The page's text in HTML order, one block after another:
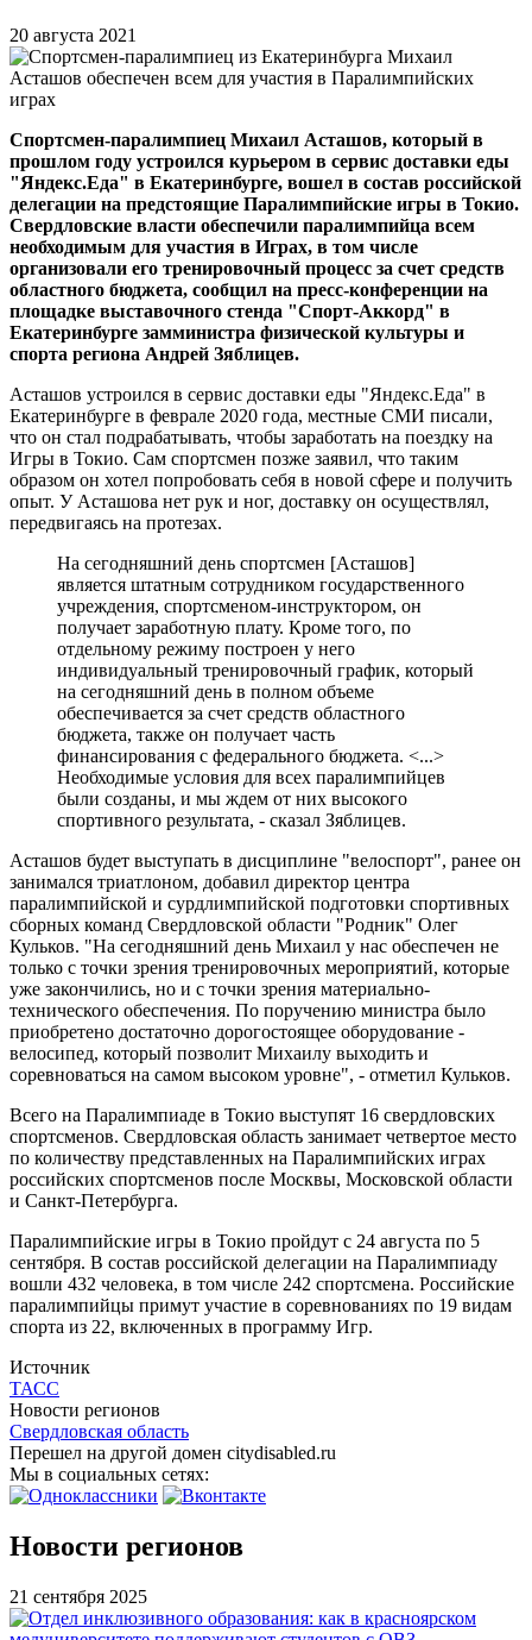
20 августа 2021
Спортсмен-паралимпиец Михаил Асташов, который в
прошлом году устроился курьером в сервис доставки еды
"Яндекс.Еда" в Екатеринбурге, вошел в состав российской
делегации на предстоящие Паралимпийские игры в Токио.
Свердловские власти обеспечили паралимпийца всем
необходимым для участия в Играх, в том числе
организовали его тренировочный процесс за счет средств
областного бюджета, сообщил на пресс-конференции на
площадке выставочного стенда "Спорт-Аккорд" в
Екатеринбурге замминистра физической культуры и
спорта региона Андрей Зяблицев.
Асташов устроился в сервис доставки еды "Яндекс.Еда" в
Екатеринбурге в феврале 2020 года, местные СМИ писали,
что он стал подрабатывать, чтобы заработать на поездку на
Игры в Токио. Сам спортсмен позже заявил, что таким
образом он хотел попробовать себя в новой сфере и получить
опыт. У Асташова нет рук и ног, доставку он осуществлял,
передвигаясь на протезах.
На сегодняшний день спортсмен [Асташов]
является штатным сотрудником государственного
учреждения, спортсменом-инструктором, он
получает заработную плату. Кроме того, по
отдельному режиму построен у него
индивидуальный тренировочный график, который
на сегодняшний день в полном объеме
обеспечивается за счет средств областного
бюджета, также он получает часть
финансирования с федерального бюджета. <...>
Необходимые условия для всех паралимпийцев
были созданы, и мы ждем от них высокого
спортивного результата, - сказал Зяблицев.
Асташов будет выступать в дисциплине "велоспорт", ранее он
занимался триатлоном, добавил директор центра
паралимпийской и сурдлимпийской подготовки спортивных
сборных команд Свердловской области "Родник" Олег
Кульков. "На сегодняшний день Михаил у нас обеспечен не
только с точки зрения тренировочных мероприятий, которые
уже закончились, но и с точки зрения материально-
технического обеспечения. По поручению министра было
приобретено достаточно дорогостоящее оборудование -
велосипед, который позволит Михаилу выходить и
соревноваться на самом высоком уровне", - отметил Кульков.
Всего на Паралимпиаде в Токио выступят 16 свердловских
спортсменов. Свердловская область занимает четвертое место
по количеству представленных на Паралимпийских играх
российских спортсменов после Москвы, Московской области
и Санкт-Петербурга.
Паралимпийские игры в Токио пройдут с 24 августа по 5
сентября. В состав российской делегации на Паралимпиаду
вошли 432 человека, в том числе 242 спортсмена. Российские
паралимпийцы примут участие в соревнованиях по 19 видам
спорта из 22, включенных в программу Игр.
Источник
ТАСС
Новости регионов
Свердловская область
Перешел на другой домен citydisabled.ru
Мы в социальных сетях:
Новости регионов
21 сентября 2025